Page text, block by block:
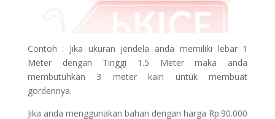
Contoh : Jika ukuran jendela anda memiliki lebar 1
Meter dengan Tinggi 1.5 Meter maka anda
membutuhkan 3 meter kain untuk membuat
gordennya.
Jika anda menggunakan bahan dengan harga Rp.90.000